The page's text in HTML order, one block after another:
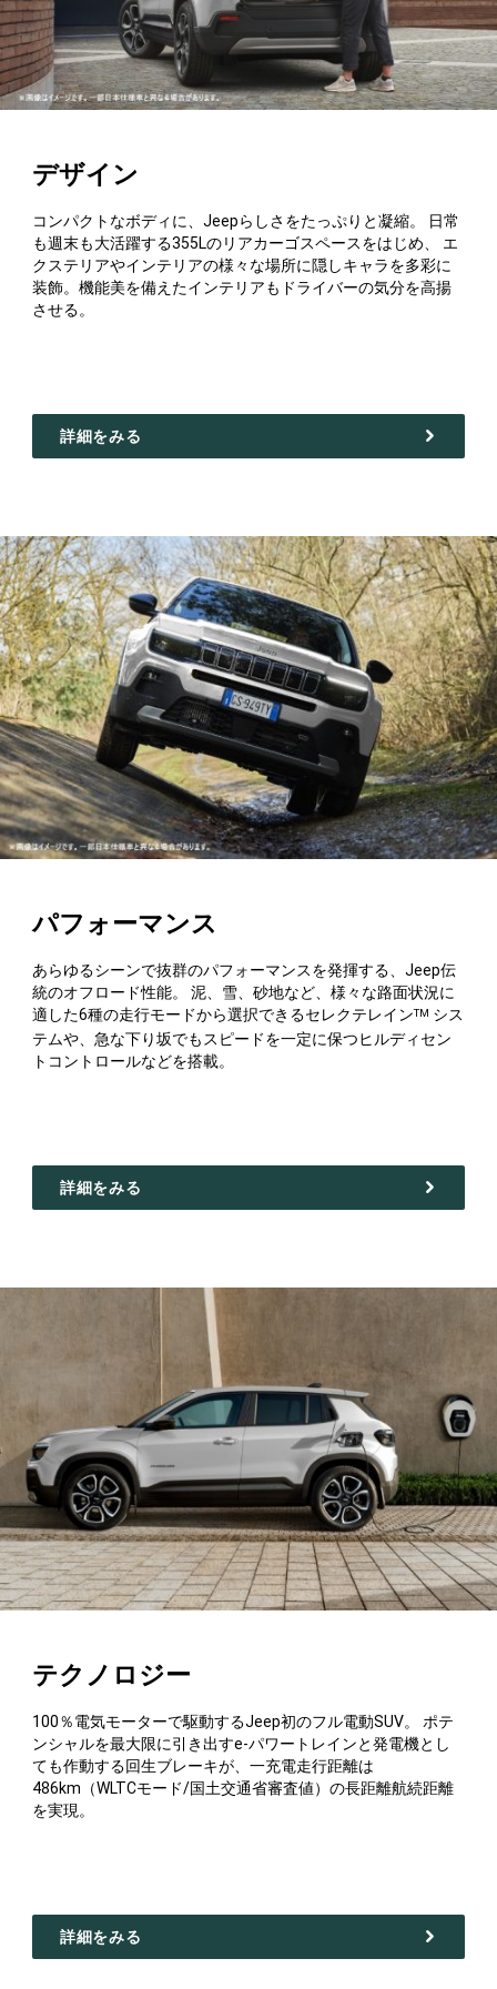
デザイン
コンパクトなボディに、Jeepらしさをたっぷりと凝縮。 日常
も週末も大活躍する355Lのリアカーゴスペースをはじめ、 エ
クステリアやインテリアの様々な場所に隠しキャラを多彩に
装飾。機能美を備えたインテリアもドライバーの気分を高揚
させる。
詳細をみる
パフォーマンス
あらゆるシーンで抜群のパフォーマンスを発揮する、Jeep伝
統のオフロード性能。 泥、雪、砂地など、様々な路面状況に
適した6種の走行モードから選択できるセレクテレインTM シス
テムや、急な下り坂でもスピードを一定に保つヒルディセン
トコントロールなどを搭載。
詳細をみる
テクノロジー
100％電気モーターで駆動するJeep初のフル電動SUV。 ポテ
ンシャルを最大限に引き出すe-パワートレインと発電機とし
ても作動する回生ブレーキが、一充電走行距離は
486km（WLTCモード/国土交通省審査値）の長距離航続距離
を実現。
詳細をみる